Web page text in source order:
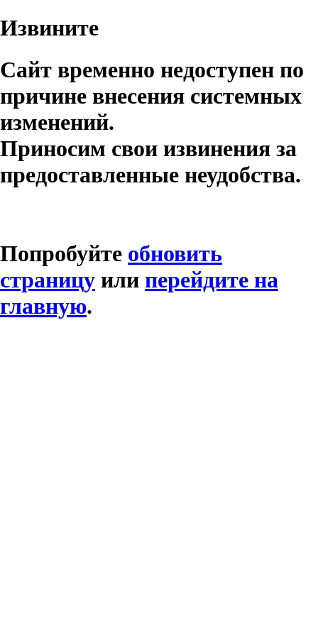
Извините
Сайт временно недоступен по
причине внесения системных
изменений.
Приносим свои извинения за
предоставленные неудобства.
Попробуйте обновить
страницу или перейдите на
главную.